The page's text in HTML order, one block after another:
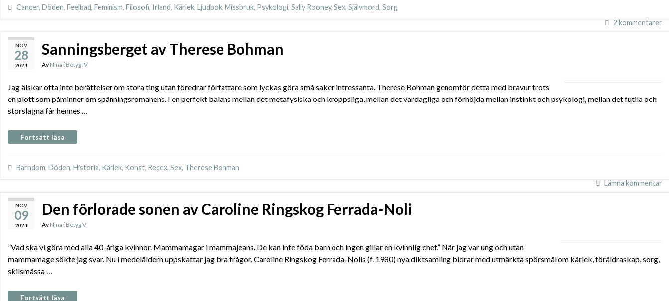
Cancer, Döden, Feelbad, Feminism, Filosofi, Irland, Kärlek, Ljudbok, Missbruk, Psykologi, Sally Rooney, Sex, Självmord, Sorg
2 kommentarer
NOV
28
2024
Sanningsberget av Therese Bohman
Av Nina i Betyg IV
Jag älskar ofta inte berättelser om stora ting utan föredrar författare som lyckas göra små saker intressanta. Therese Bohman genomför detta med bravur trots
en plott som påminner om spänningsromanens. I en perfekt balans mellan det metafysiska och kroppsliga, mellan det vardagliga och förhöjda mellan instinkt och psykologi, mellan det futila och
storslagna får hennes …
Fortsätt läsa
Barndom, Döden, Historia, Kärlek, Konst, Recex, Sex, Therese Bohman
Lämna kommentar
NOV
09
2024
Den förlorade sonen av Caroline Ringskog Ferrada-Noli
Av Nina i Betyg V
”Vad ska vi göra med alla 40-åriga kvinnor. Mammamagar i mammajeans. De kan inte föda barn och ingen gillar en kvinnlig chef.” När jag var ung och utan
mammamage sökte jag svar. Nu i medelåldern uppskattar jag bra frågor. Caroline Ringskog Ferrada-Nolis (f. 1980) nya diktsamling bidrar med utmärkta spörsmål om kärlek, föräldraskap, sorg,
skilsmässa …
Fortsätt läsa